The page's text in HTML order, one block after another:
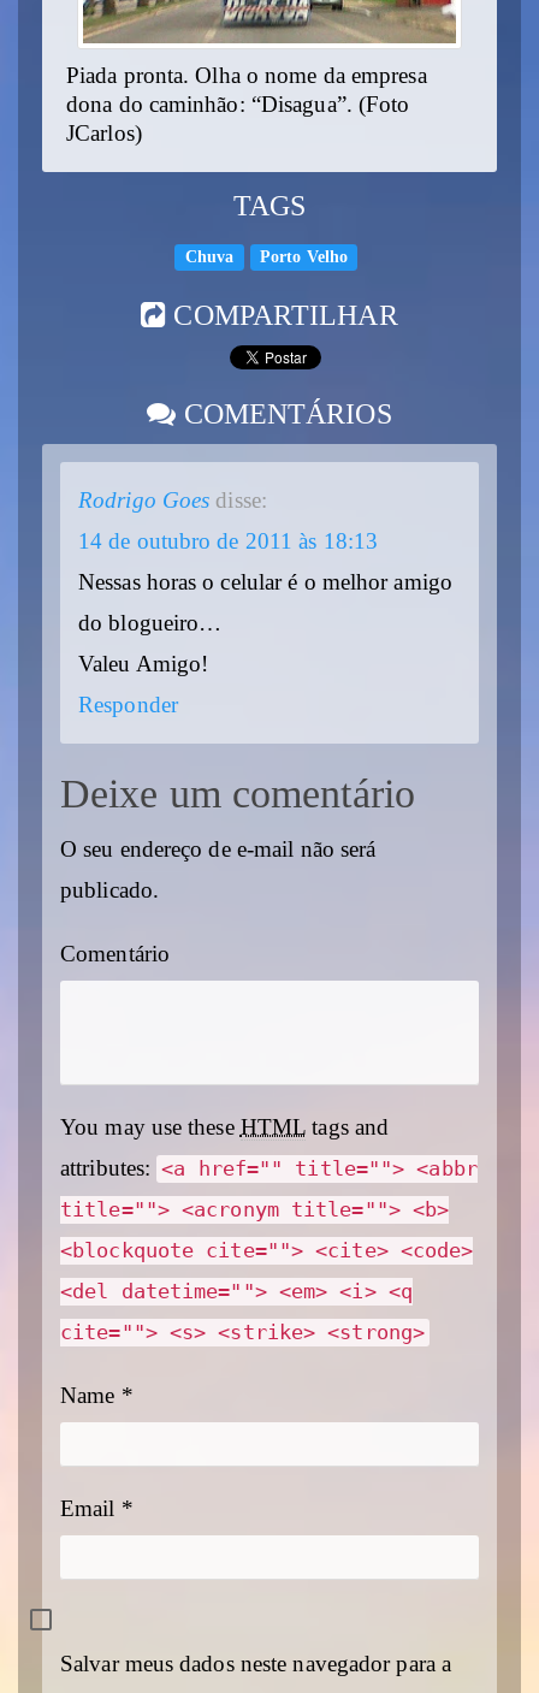
Piada pronta. Olha o nome da empresa
dona do caminhão: “Disagua”. (Foto
JCarlos)
TAGS
Chuva Porto Velho
COMPARTILHAR
COMENTÁRIOS
Rodrigo Goes disse:
14 de outubro de 2011 às 18:13
Nessas horas o celular é o melhor amigo
do blogueiro…
Valeu Amigo!
Responder
Deixe um comentário
O seu endereço de e-mail não será
publicado.
Comentário
You may use these HTML tags and
attributes: <a href="" title=""> <abbr
title=""> <acronym title=""> <b>
<blockquote cite=""> <cite> <code>
<del datetime=""> <em> <i> <q
cite=""> <s> <strike> <strong>
Name *
Email *
Salvar meus dados neste navegador para a